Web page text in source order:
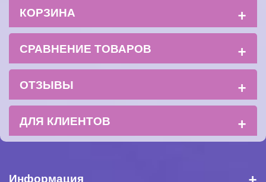
КОРЗИНА +
СРАВНЕНИЕ ТОВАРОВ +
ОТЗЫВЫ +
ДЛЯ КЛИЕНТОВ +
Информация +